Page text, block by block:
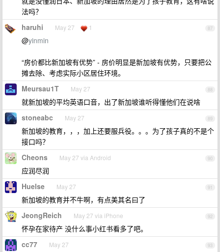
法吗？
87
haruhi May 27 1
@yinmin
“房价都比新加坡有优势” - 房价明显是新加坡有优势，只要把公
摊去除、考虑实际小区居住环境。
88
Meursau1T May 27
就新加坡的平均英语口音，出了新加坡谁听得懂他们在说啥
89
stoneabc May 27
新加坡的教育，，，加上还要服兵役。。。为了孩子真的不是个
接口吗？
90
Cheons May 27 via Android
应润尽润
91
Huelse May 27
新加坡的教育并不牛啊，有点美其名曰了
92
JeongReich May 27 via iPhone
怀孕在家待产 没什么事小红书看多了吧。
93
cc77 May 27